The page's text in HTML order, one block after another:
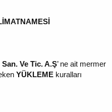
Ve Tic. A.Ş’ ne ait mermer
YÜKLEME kuralları